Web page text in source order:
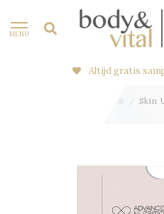
MENU
Altijd gratis
☆ / Skin